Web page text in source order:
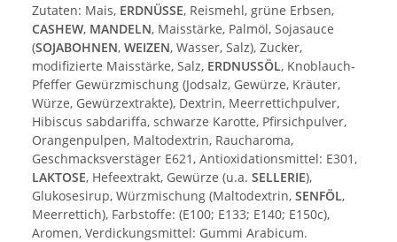
Zutaten: Mais, ERDNÜSSE, Reismehl, grüne Erbsen,
CASHEW, MANDELN, Maisstärke, Palmöl, Sojasauce
(SOJABOHNEN, WEIZEN, Wasser, Salz), Zucker,
modifizierte Maisstärke, Salz, ERDNUSSÖL, Knoblauch-
Pfeffer Gewürzmischung (Jodsalz, Gewürze, Kräuter,
Würze, Gewürzextrakte), Dextrin, Meerrettichpulver,
Hibiscus sabdariffa, schwarze Karotte, Pfirsichpulver,
Orangenpulpen, Maltodextrin, Raucharoma,
Geschmacksverstäger E621, Antioxidationsmittel: E301,
LAKTOSE, Hefeextrakt, Gewürze (u.a. SELLERIE),
Glukosesirup, Würzmischung (Maltodextrin, SENFÖL,
Meerrettich), Farbstoffe: (E100; E133; E140; E150c),
Aromen, Verdickungsmittel: Gummi Arabicum.